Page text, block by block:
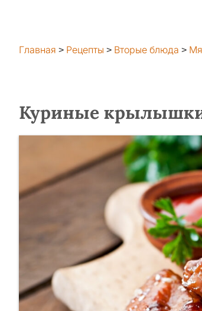
Главная > Рецепты > Вторые блюда >
Куриные крылышки